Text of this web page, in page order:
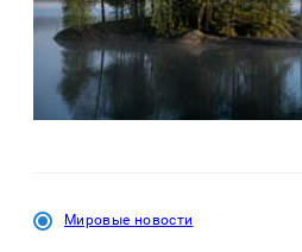
Мировые новости